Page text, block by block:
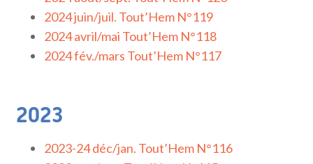
2024 juin/juil. Tout’Hem N°119
2024 avril/mai Tout’Hem N°118
2024 fév./mars Tout’Hem N°117
2023
2023-24 déc/jan. Tout’Hem N°116